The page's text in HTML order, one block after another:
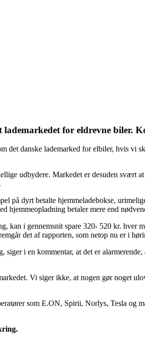
for eldrevne biler.
det danske lademarked for elbiler, hvis
udbydere. Markedet er desuden svært
på dyrt betalte hjemmeladebokse,
hjemmeopladning betaler mere end
kan i gennemsnit spare 320- 520 kr.
det af rapporten, som netop nu er i
i en kommentar, at det er
Vi siger ikke, at nogen gør noget
som E.ON, Spirii, Norlys, Tesla